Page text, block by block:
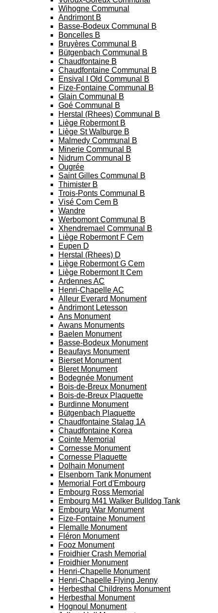
Wihogne Communal
Andrimont B
Basse-Bodeux Communal B
Boncelles B
Bruyères Communal B
Bütgenbach Communal B
Chaudfontaine B
Chaudfontaine Communal B
Ensival I Old Communal B
Fize-Fontaine Communal B
Glain Communal B
Goé Communal B
Herstal (Rhees) Communal B
Liège Robermont B
Liège St Walburge B
Malmedy Communal B
Minerie Communal B
Nidrum Communal B
Ougrée
Saint Gilles Communal B
Thimister B
Trois-Ponts Communal B
Visé Com Cem B
Wandre
Werbomont Communal B
Xhendremael Communal B
Liège Robermont F Cem
Eupen D
Herstal (Rhees) D
Liège Robermont G Cem
Liège Robermont It Cem
Ardennes AC
Henri-Chapelle AC
Alleur Everard Monument
Andrimont Letesson
Ans Monument
Awans Monuments
Baelen Monument
Basse-Bodeux Monument
Beaufays Monument
Bierset Monument
Bleret Monument
Bodegnée Monument
Bois-de-Breux Monument
Bois-de-Breux Plaquette
Burdinne Monument
Bütgenbach Plaquette
Chaudfontaine Stalag 1A
Chaudfontaine Korea
Cointe Memorial
Cornesse Monument
Cornesse Plaquette
Dolhain Monument
Elsenborn Tank Monument
Memorial Fort d'Embourg
Embourg Ross Memorial
Embourg M41 Walker Bulldog Tank
Embourg War Monument
Fize-Fontaine Monument
Flemalle Monument
Fléron Monument
Fooz Monument
Froidhier Crash Memorial
Froidhier Monument
Henri-Chapelle Monument
Henri-Chapelle Flying Jenny
Herbesthal Childrens Monument
Herbesthal Monument
Hognoul Monument